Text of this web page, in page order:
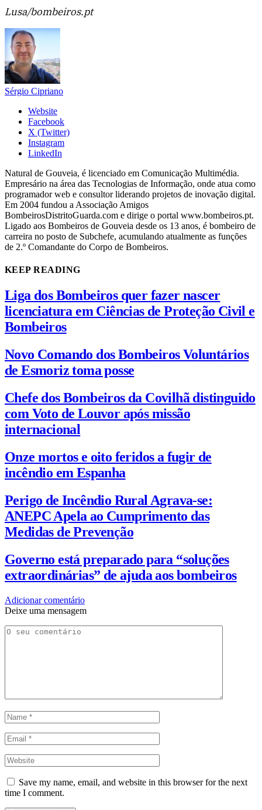
Lusa/bombeiros.pt
Sérgio Cipriano
Website
Facebook
X (Twitter)
Instagram
LinkedIn
Natural de Gouveia, é licenciado em Comunicação Multimédia.
Empresário na área das Tecnologias de Informação, onde atua como
programador web e consultor liderando projetos de inovação digital.
Em 2004 fundou a Associação Amigos
BombeirosDistritoGuarda.com e dirige o portal www.bombeiros.pt.
Ligado aos Bombeiros de Gouveia desde os 13 anos, é bombeiro de
carreira no posto de Subchefe, acumulando atualmente as funções
de 2.º Comandante do Corpo de Bombeiros.
KEEP READING
Liga dos Bombeiros quer fazer nascer
licenciatura em Ciências de Proteção Civil e
Bombeiros
Novo Comando dos Bombeiros Voluntários
de Esmoriz toma posse
Chefe dos Bombeiros da Covilhã distinguido
com Voto de Louvor após missão
internacional
Onze mortos e oito feridos a fugir de
incêndio em Espanha
Perigo de Incêndio Rural Agrava-se:
ANEPC Apela ao Cumprimento das
Medidas de Prevenção
Governo está preparado para “soluções
extraordinárias” de ajuda aos bombeiros
Adicionar comentário
Deixe uma mensagem
Save my name, email, and website in this browser for the next
time I comment.